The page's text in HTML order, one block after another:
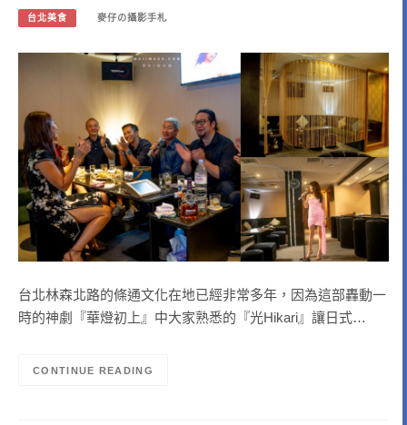
台北美食 麥仔の攝影手札
台北林森北路的條通文化在地已經非常多年，因為這部轟動一
時的神劇『華燈初上』中大家熟悉的『光Hikari』讓日式…
CONTINUE READING